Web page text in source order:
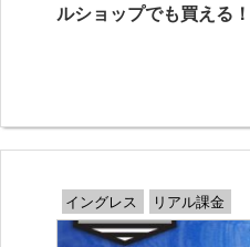
ルショップでも買える！
イングレス リアル課金